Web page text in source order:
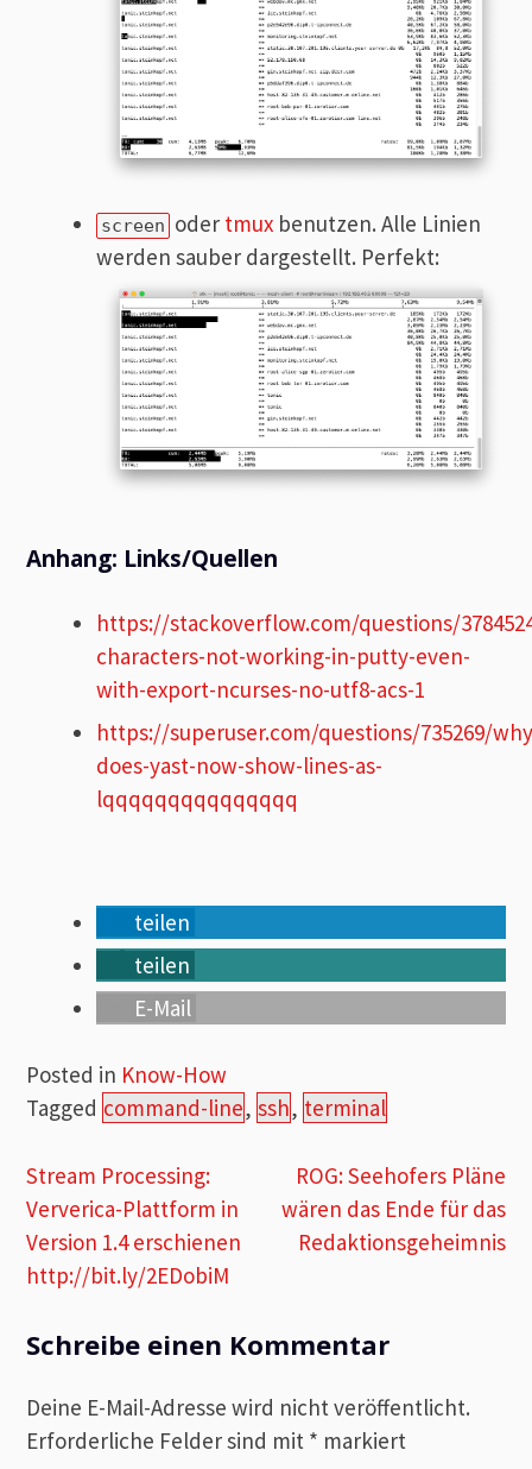
screen oder tmux benutzen. Alle Linien
werden sauber dargestellt. Perfekt:
Anhang: Links/Quellen
https://stackoverflow.com/questions/
characters-not-working-in-putty-even-
with-export-ncurses-no-utf8-acs-1
https://superuser.com/questions/735269/
does-yast-now-show-lines-as-
lqqqqqqqqqqqqqqq
teilen
teilen
E-Mail
Posted in Know-How
Tagged command-line, ssh, terminal
Beitragsnavigation
Stream Processing:
Ververica-Plattform in
Version 1.4 erschienen
http://bit.ly/2EDobiM
ROG: Seehofers Pläne
wären das Ende für das
Redaktionsgeheimnis
Schreibe einen Kommentar
Deine E-Mail-Adresse wird nicht veröffentlicht.
Erforderliche Felder sind mit * markiert